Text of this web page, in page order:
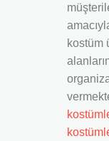
kostüm